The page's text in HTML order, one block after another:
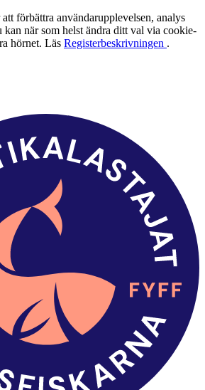
förbättra användarupplevelsen, analys
när som helst ändra ditt val via cookie-
hörnet. Läs Registerbeskrivningen .